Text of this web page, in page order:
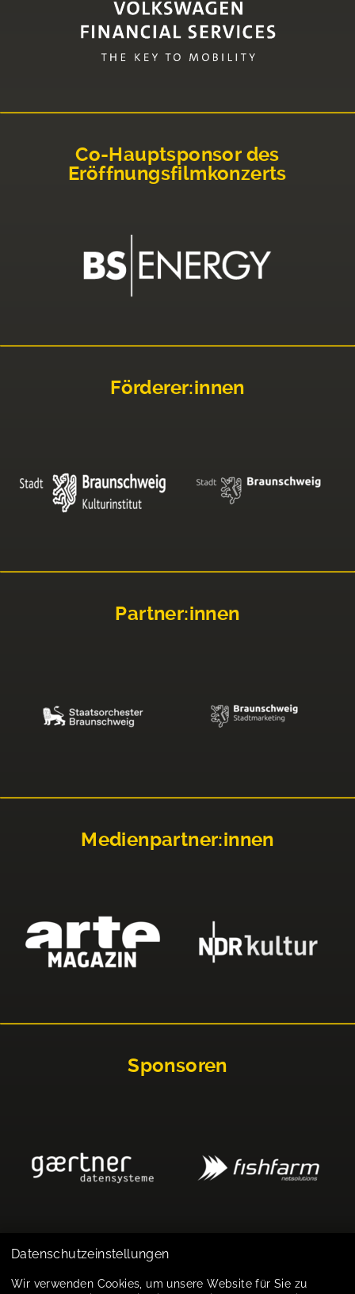
Co-Hauptsponsor des
Eröffnungsfilmkonzerts
Förderer:innen
Partner:innen
Medienpartner:innen
Sponsoren
Impressum
Datenschutzeinstellungen
Wir verwenden Cookies, um unsere Website für Sie zu